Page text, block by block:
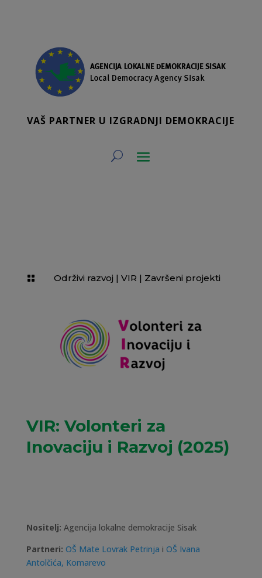
VAŠ PARTNER U IZGRADNJI DEMOKRACIJE
 Održivi razvoj | VIR | Završeni projekti
VIR: Volonteri za
Inovaciju i Razvoj (2025)
Nositelj: Agencija lokalne demokracije Sisak
Partneri: OŠ Mate Lovrak Petrinja i OŠ Ivana
Antolčića, Komarevo